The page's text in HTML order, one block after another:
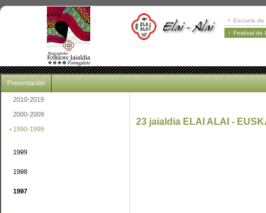
Escuela de
Festival de
Presentación
2010-2019
2000-2009
1990-1999
1999
1998
1997
23 jaialdia ELAI ALAI -